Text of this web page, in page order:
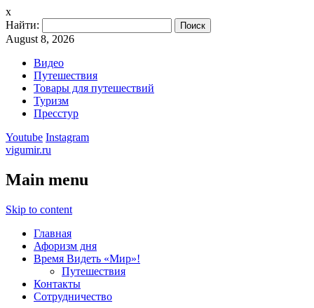
x
Найти:
August 8, 2026
Видео
Путешествия
Товары для путешествий
Туризм
Пресстур
Youtube Instagram
vigumir.ru
Main menu
Skip to content
Главная
Афоризм дня
Время Видеть «Мир»!
Путешествия
Контакты
Сотрудничество